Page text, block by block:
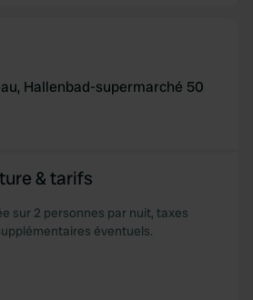
Hallenbad-supermarché 50
& tarifs
sur 2 personnes par nuit, taxes
éventuels.